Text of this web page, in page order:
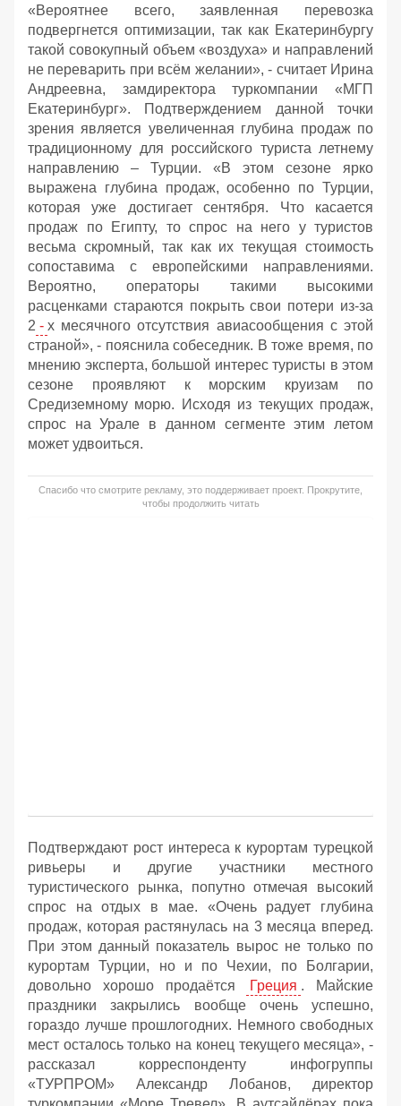
«Вероятнее всего, заявленная перевозка
подвергнется оптимизации, так как Екатеринбургу
такой совокупный объем «воздуха» и направлений
не переварить при всём желании», - считает Ирина
Андреевна, замдиректора туркомпании «МГП
Екатеринбург». Подтверждением данной точки
зрения является увеличенная глубина продаж по
традиционному для российского туриста летнему
направлению – Турции. «В этом сезоне ярко
выражена глубина продаж, особенно по Турции,
которая уже достигает сентября. Что касается
продаж по Египту, то спрос на него у туристов
весьма скромный, так как их текущая стоимость
сопоставима с европейскими направлениями.
Вероятно, операторы такими высокими
расценками стараются покрыть свои потери из-за
2 - х месячного отсутствия авиасообщения с этой
страной», - пояснила собеседник. В тоже время, по
мнению эксперта, большой интерес туристы в этом
сезоне проявляют к морским круизам по
Средиземному морю. Исходя из текущих продаж,
спрос на Урале в данном сегменте этим летом
может удвоиться.
Спасибо что смотрите рекламу, это поддерживает проект. Прокрутите,
чтобы продолжить читать
Подтверждают рост интереса к курортам турецкой
ривьеры и другие участники местного
туристического рынка, попутно отмечая высокий
спрос на отдых в мае. «Очень радует глубина
продаж, которая растянулась на 3 месяца вперед.
При этом данный показатель вырос не только по
курортам Турции, но и по Чехии, по Болгарии,
довольно хорошо продаётся
Греция . Майские
праздники закрылись вообще очень успешно,
гораздо лучше прошлогодних. Немного свободных
мест осталось только на конец текущего месяца», -
рассказал корреспонденту инфогруппы
«ТУРПРОМ» Александр Лобанов, директор